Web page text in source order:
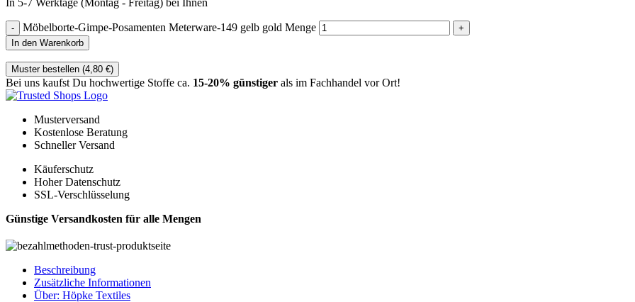
Möbelborte-Gimpe-Posamenten Meterware-149 gelb gold Menge
In den Warenkorb
Muster bestellen (4,80 €)
Bei uns kaufst Du hochwertige Stoffe ca. 15-20% günstiger als im Fachhandel vor Ort!
Musterversand
Kostenlose Beratung
Schneller Versand
Käuferschutz
Hoher Datenschutz
SSL-Verschlüsselung
Günstige Versandkosten für alle Mengen
Beschreibung
Zusätzliche Informationen
Über: Höpke Textiles